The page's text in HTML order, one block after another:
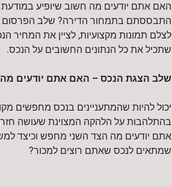
האם אתם יודעים מה חשוב שיופיע
התבססתם בתמחור הדירה? שלב הפרסום
לצלם תמונות מקצועיות, לציין את המחיר
שתכיל את כל הנתונים החשובים על הנכס.
שלב הצגת הנכס – האם אתם יודעים
יכול להיות שהמתעניינים בנכס מחפשים
בהתלהבות על הלהקה המצוינת שעושה
אתם יודעים מה הצד השני מחפש וכיצד
שמתאים לנכס שאתם רוצים למכור?